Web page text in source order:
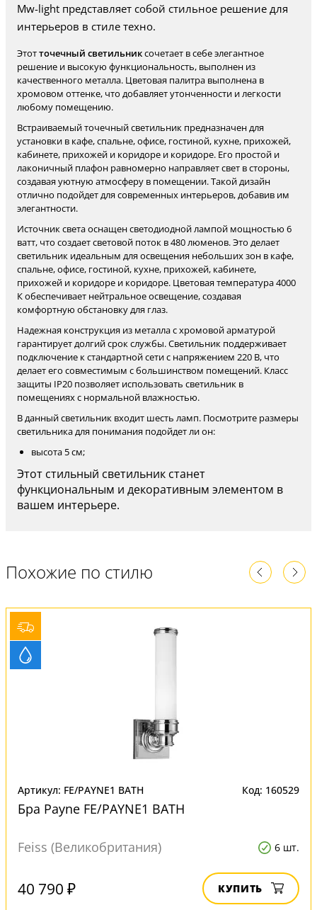
Mw-light представляет собой стильное решение для
интерьеров в стиле техно.
Этотточечный светильниксочетает в себе элегантное
решение и высокую функциональность, выполнен из
качественного металла. Цветовая палитра выполнена в
хромовом оттенке, что добавляет утонченности и легкости
любому помещению.
Встраиваемый точечный светильник предназначен для
установки в кафе, спальне, офисе, гостиной, кухне, прихожей,
кабинете, прихожей и коридоре и коридоре. Его простой и
лаконичный плафон равномерно направляет свет в стороны,
создавая уютную атмосферу в помещении. Такой дизайн
отлично подойдет для современных интерьеров, добавив им
элегантности.
Источник света оснащен светодиодной лампой мощностью 6
ватт, что создает световой поток в 480 люменов. Это делает
светильник идеальным для освещения небольших зон в кафе,
спальне, офисе, гостиной, кухне, прихожей, кабинете,
прихожей и коридоре и коридоре. Цветовая температура 4000
К обеспечивает нейтральное освещение, создавая
комфортную обстановку для глаз.
Надежная конструкция из металла с хромовой арматурой
гарантирует долгий срок службы. Светильник поддерживает
подключение к стандартной сети с напряжением 220 В, что
делает его совместимым с большинством помещений. Класс
защиты IP20 позволяет использовать светильник в
помещениях с нормальной влажностью.
В данный светильник входит шесть ламп. Посмотрите размеры
светильника для понимания подойдет ли он:
высота 5 см;
Этот стильный светильник станет
функциональным и декоративным элементом в
вашем интерьере.
Похожие по стилю
Артикул: FE/PAYNE1 BATH Код: 160529
Бра Payne FE/PAYNE1 BATH
Feiss (Великобритания) 6 шт.
40 790 ₽ КУПИТЬ